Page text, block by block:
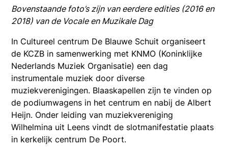
Bovenstaande foto’s zijn van eerdere edities (2016 en
2018) van de Vocale en Muzikale Dag
In Cultureel centrum De Blauwe Schuit organiseert
de KCZB in samenwerking met KNMO (Koninklijke
Nederlands Muziek Organisatie) een dag
instrumentale muziek door diverse
muziekverenigingen. Blaaskapellen zijn te vinden op
de podiumwagens in het centrum en nabij de Albert
Heijn. Onder leiding van muziekvereniging
Wilhelmina uit Leens vindt de slotmanifestatie plaats
in kerkelijk centrum De Poort.